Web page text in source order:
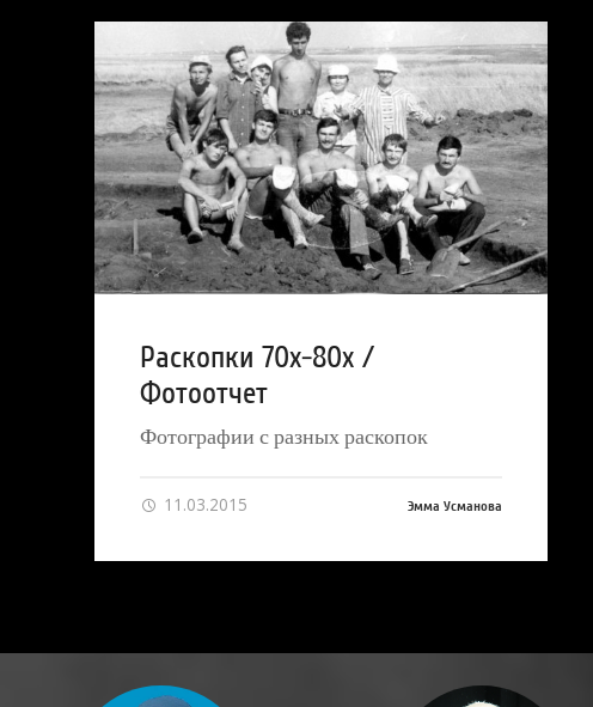
Раскопки 70х-80х /
Фотоотчет
Фотографии с разных раскопок
11.03.2015 Эмма Усманова